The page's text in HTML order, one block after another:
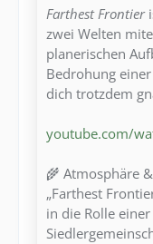
Farthest Frontier
zwei Welten
planerischen
Bedrohung
dich trotzdem
youtube.com/
🌾 Atmosphäre
„Farthest
in die Rolle